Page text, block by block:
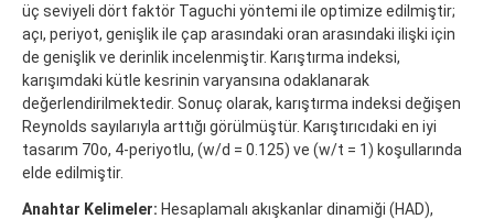
üç seviyeli dört faktör Taguchi yöntemi ile optimize edilmiştir;
açı, periyot, genişlik ile çap arasındaki oran arasındaki ilişki için
de genişlik ve derinlik incelenmiştir. Karıştırma indeksi,
karışımdaki kütle kesrinin varyansına odaklanarak
değerlendirilmektedir. Sonuç olarak, karıştırma indeksi değişen
Reynolds sayılarıyla arttığı görülmüştür. Karıştırıcıdaki en iyi
tasarım 70o, 4-periyotlu, (w/d = 0.125) ve (w/t = 1) koşullarında
elde edilmiştir.
Anahtar Kelimeler: Hesaplamalı akışkanlar dinamiği (HAD),